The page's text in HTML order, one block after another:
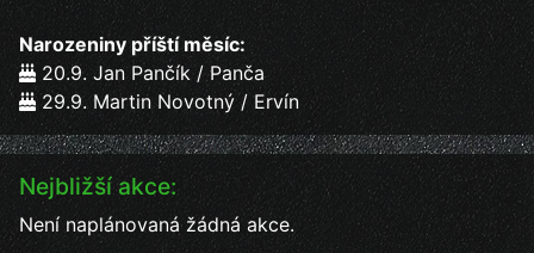
Narozeniny příští měsíc:
20.9. Jan Pančík / Panča
29.9. Martin Novotný / Ervín
Nejbližší akce:
Není naplánovaná žádná akce.